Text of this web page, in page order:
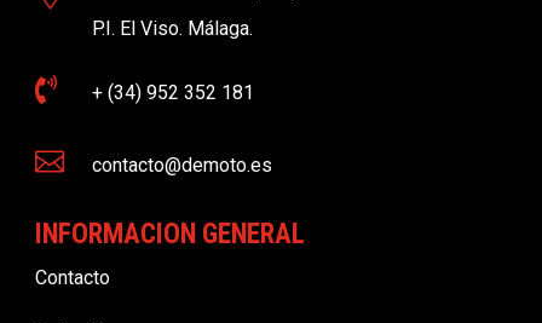
P.I. El Viso. Málaga.
 + (34) 952 352 181
 contacto@demoto.es
INFORMACION GENERAL
Contacto